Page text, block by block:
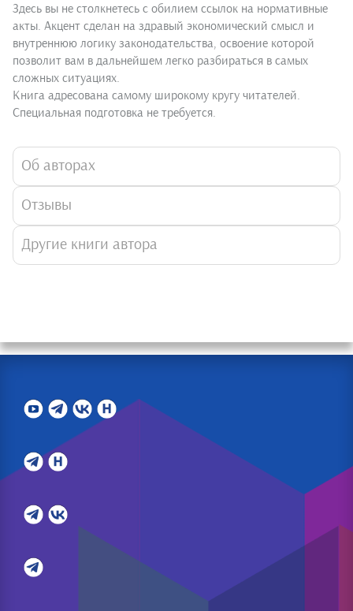
Здесь вы не столкнетесь с обилием ссылок на нормативные
акты. Акцент сделан на здравый экономический смысл и
внутреннюю логику законодательства, освоение которой
позволит вам в дальнейшем легко разбираться в самых
сложных ситуациях.
Книга адресована самому широкому кругу читателей.
Специальная подготовка не требуется.
Об авторах
Отзывы
Другие книги автора